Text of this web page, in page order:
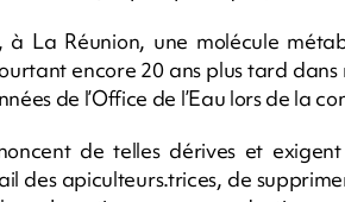
à La Réunion, une molécule
encore 20 ans plus tard dans
de l’Office de l’Eau lors de la
de telles dérives et
des apiculteurs.trices, de